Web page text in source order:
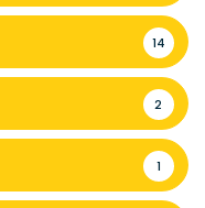
14
2
1